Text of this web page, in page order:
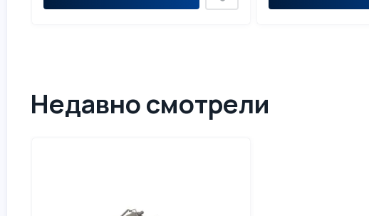
Недавно смотрели